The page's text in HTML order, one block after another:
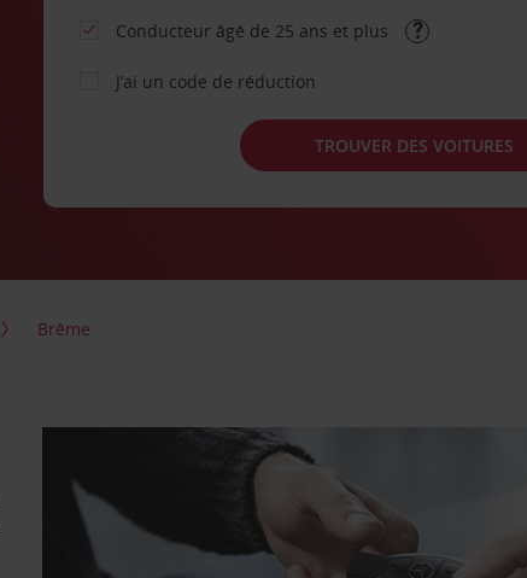
Conducteur âgé de 25 ans et plus
J’ai un code de réduction
TROUVER DES VOITURES
Brême